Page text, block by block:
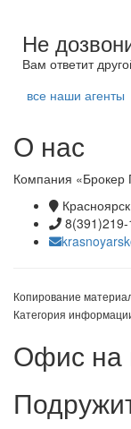
Не
Вам ответит
все наши агенты
О нас
Компания «Брокер
Копирование
Категория
Офис на